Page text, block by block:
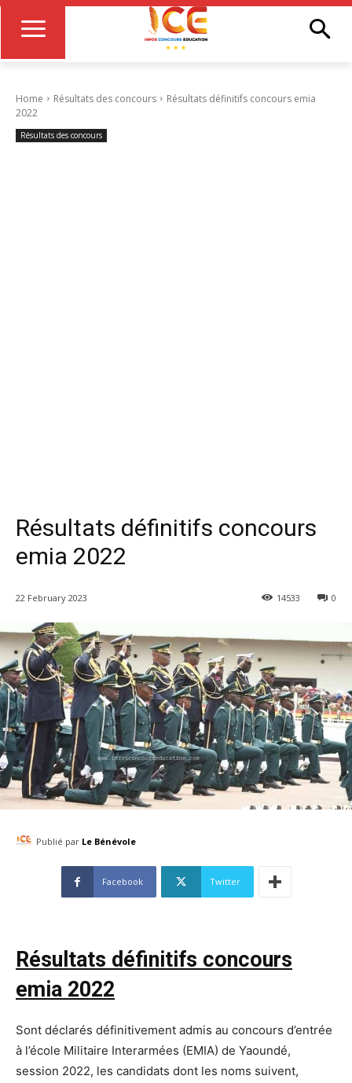
Home Résultats des concours
Résultats définitifs concours emia
2022
Résultats des concours
Résultats définitifs concours
emia 2022
22 February 2023 0
14533
Publié par Le Bénévole
Facebook Twitter
Résultats définitifs concours
emia 2022
Sont déclarés définitivement admis au concours d’entrée
à l’école Militaire Interarmées (EMIA) de Yaoundé,
session 2022, les candidats dont les noms suivent,